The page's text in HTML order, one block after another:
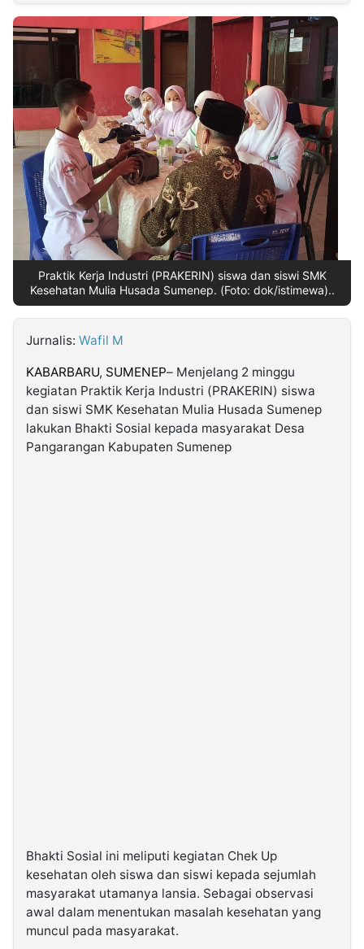
INDONESIA
Partner
Insight
NTB
Suara
Time
Lens
IDN
Daily
Jogja
Jalan
Rakyat
Idealita
News
Kita
Notice
Dinamikapost.com
Radar
Baru
Seedbacklink
Follow
Kabarbaru
Kabarbaru.co
2026
Praktik Kerja Industri (PRAKERIN) siswa dan siswi SMK
Kesehatan Mulia Husada Sumenep. (Foto: dok/istimewa)..
Jurnalis: Wafil M
KABARBARU, SUMENEP– Menjelang 2 minggu
kegiatan Praktik Kerja Industri (PRAKERIN) siswa
dan siswi SMK Kesehatan Mulia Husada Sumenep
lakukan Bhakti Sosial kepada masyarakat Desa
Pangarangan Kabupaten Sumenep
Bhakti Sosial ini meliputi kegiatan Chek Up
kesehatan oleh siswa dan siswi kepada sejumlah
masyarakat utamanya lansia. Sebagai observasi
awal dalam menentukan masalah kesehatan yang
muncul pada masyarakat.